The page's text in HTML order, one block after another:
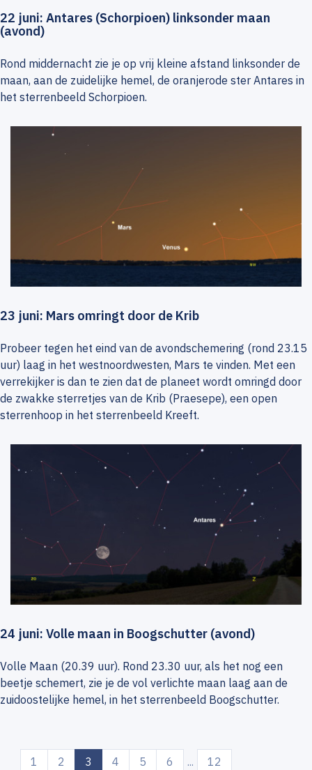
22 juni: Antares (Schorpioen) linksonder maan
(avond)
Rond middernacht zie je op vrij kleine afstand linksonder de
maan, aan de zuidelijke hemel, de oranjerode ster Antares in
het sterrenbeeld Schorpioen.
23 juni: Mars omringt door de Krib
Probeer tegen het eind van de avondschemering (rond 23.15
uur) laag in het westnoordwesten, Mars te vinden. Met een
verrekijker is dan te zien dat de planeet wordt omringd door
de zwakke sterretjes van de Krib (Praesepe), een open
sterrenhoop in het sterrenbeeld Kreeft.
24 juni: Volle maan in Boogschutter (avond)
Volle Maan (20.39 uur). Rond 23.30 uur, als het nog een
beetje schemert, zie je de vol verlichte maan laag aan de
zuidoostelijke hemel, in het sterrenbeeld Boogschutter.
1 2 3 (current)
4 5 6 ... 12